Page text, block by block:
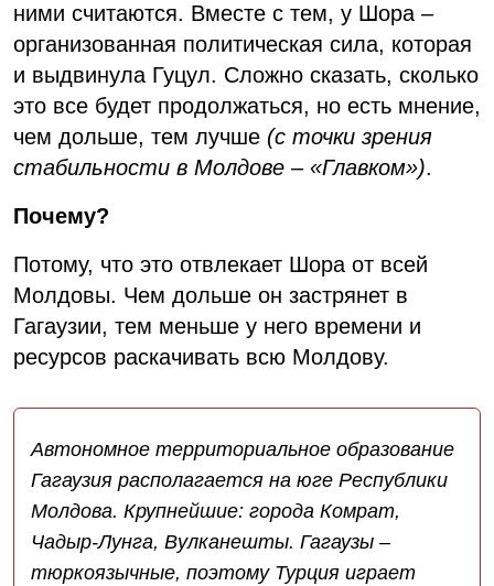
ними считаются. Вместе с тем, у Шора –
организованная политическая сила, которая
и выдвинула Гуцул. Сложно сказать, сколько
это все будет продолжаться, но есть мнение,
чем дольше, тем лучше (с точки зрения
стабильности в Молдове – «Главком»).
Почему?
Потому, что это отвлекает Шора от всей
Молдовы. Чем дольше он застрянет в
Гагаузии, тем меньше у него времени и
ресурсов раскачивать всю Молдову.
Автономное территориальное образование
Гагаузия располагается на юге Республики
Молдова. Крупнейшие: города Комрат,
Чадыр-Лунга, Вулканешты. Гагаузы –
тюркоязычные, поэтому Турция играет